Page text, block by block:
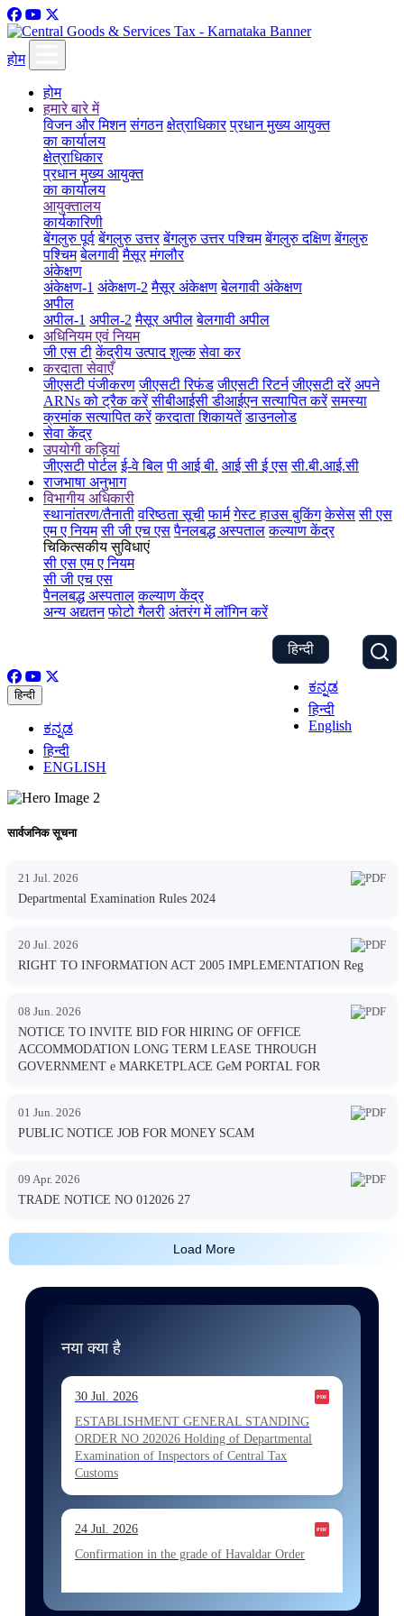
होम
होम
हमारे बारे में
विजन और मिशन संगठन क्षेत्राधिकार प्रधान मुख्य आयुक्त
का कार्यालय
क्षेत्राधिकार
प्रधान मुख्य आयुक्त
का कार्यालय
आयुक्तालय
कार्यकारिणी
बेंगलुरु पूर्व बेंगलुरु उत्तर बेंगलुरु उत्तर पश्चिम बेंगलुरु दक्षिण बेंगलुरु
पश्चिम बेलगावी मैसूर मंगलौर
अंकेक्षण
अंकेक्षण-1 अंकेक्षण-2 मैसूर अंकेक्षण बेलगावी अंकेक्षण
अपील
अपील-1 अपील-2 मैसूर अपील बेलगावी अपील
अधिनियम एवं नियम
जी एस टी केंद्रीय उत्पाद शुल्क सेवा कर
करदाता सेवाएँ
जीएसटी पंजीकरण जीएसटी रिफंड जीएसटी रिटर्न जीएसटी दरें अपने
ARNs को ट्रैक करें सीबीआईसी डीआईएन सत्यापित करें समस्या
क्रमांक सत्यापित करें करदाता शिकायतें डाउनलोड
सेवा केंद्र
उपयोगी कड़ियां
जीएसटी पोर्टल ई-वे बिल पी आई बी. आई सी ई एस सी.बी.आई.सी
राजभाषा अनुभाग
विभागीय अधिकारी
स्थानांतरण/तैनाती वरिष्ठता सूची फार्म गेस्ट हाउस बुकिंग केसेस सी एस
एम ए नियम सी जी एच एस पैनलबद्ध अस्पताल कल्याण केंद्र
चिकित्सकीय सुविधाएं
सी एस एम ए नियम
सी जी एच एस
पैनलबद्ध अस्पताल कल्याण केंद्र
अन्य अद्यतन फोटो गैलरी अंतरंग में लॉगिन करें
हिन्दी
ಕನ್ನಡ
हिन्दी
English
हिन्दी
ಕನ್ನಡ
हिन्दी
ENGLISH
सार्वजनिक सूचना
21 Jul. 2026
Departmental Examination Rules 2024
20 Jul. 2026
RIGHT TO INFORMATION ACT 2005 IMPLEMENTATION Reg
08 Jun. 2026
NOTICE TO INVITE BID FOR HIRING OF OFFICE
ACCOMMODATION LONG TERM LEASE THROUGH
GOVERNMENT e MARKETPLACE GeM PORTAL FOR
01 Jun. 2026
PUBLIC NOTICE JOB FOR MONEY SCAM
09 Apr. 2026
TRADE NOTICE NO 012026 27
Load More
नया क्या है
30 Jul. 2026
ESTABLISHMENT GENERAL STANDING
ORDER NO 202026 Holding of Departmental
Examination of Inspectors of Central Tax
Customs
24 Jul. 2026
Confirmation in the grade of Havaldar Order